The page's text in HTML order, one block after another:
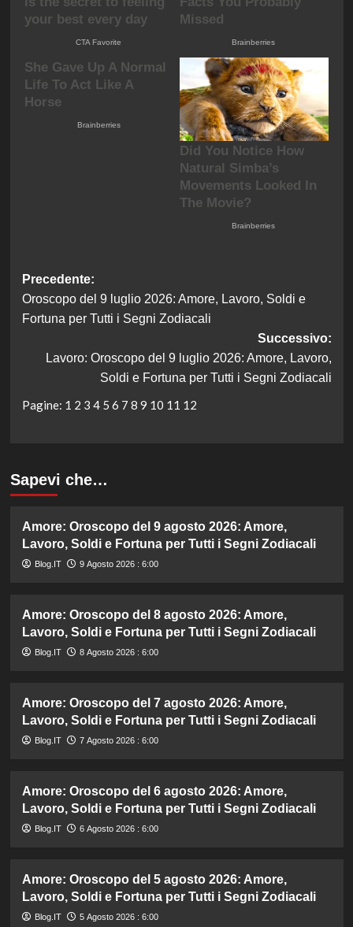
Navigazione
articolo
Precedente:
Oroscopo del 9 luglio 2026: Amore, Lavoro, Soldi e
Fortuna per Tutti i Segni Zodiacali
Successivo:
Lavoro: Oroscopo del 9 luglio 2026: Amore, Lavoro,
Soldi e Fortuna per Tutti i Segni Zodiacali
Pagine: 1 2 3 4 5 6 7 8 9 10 11 12
Sapevi che…
Amore: Oroscopo del 9 agosto 2026: Amore,
Lavoro, Soldi e Fortuna per Tutti i Segni Zodiacali
Blog.IT 9 Agosto 2026 : 6:00
Amore: Oroscopo del 8 agosto 2026: Amore,
Lavoro, Soldi e Fortuna per Tutti i Segni Zodiacali
Blog.IT 8 Agosto 2026 : 6:00
Amore: Oroscopo del 7 agosto 2026: Amore,
Lavoro, Soldi e Fortuna per Tutti i Segni Zodiacali
Blog.IT 7 Agosto 2026 : 6:00
Amore: Oroscopo del 6 agosto 2026: Amore,
Lavoro, Soldi e Fortuna per Tutti i Segni Zodiacali
Blog.IT 6 Agosto 2026 : 6:00
Amore: Oroscopo del 5 agosto 2026: Amore,
Lavoro, Soldi e Fortuna per Tutti i Segni Zodiacali
Blog.IT 5 Agosto 2026 : 6:00